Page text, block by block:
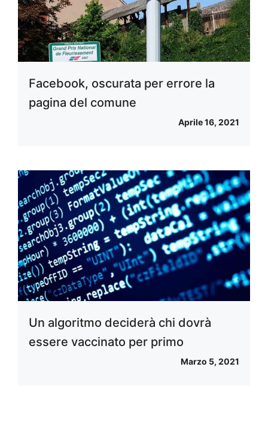
Facebook, oscurata per errore la
pagina del comune
Aprile 16, 2021
Un algoritmo deciderà chi dovrà
essere vaccinato per primo
Marzo 5, 2021